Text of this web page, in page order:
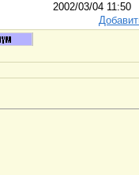
2002/03/04 11:50